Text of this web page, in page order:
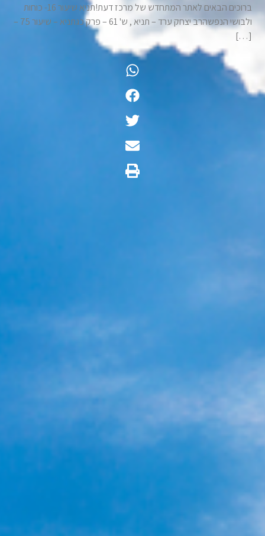
ברוכים הבאים לאתר המתחדש של מרכז דעת!תניא שיעור 16- כוחות
ולבושי הנפשהרב יצחק ערד – תניא , ש' 61 – פרק כגתניא – שיעור 75 –
[…]